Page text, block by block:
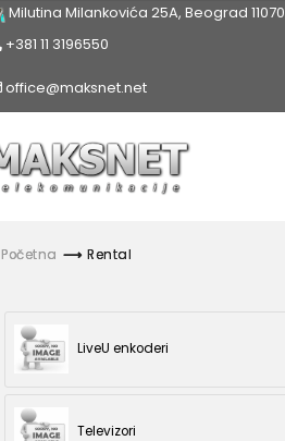
Milutina Milankovića 25A, Beograd 11070
+381 11 3196550
office@maksnet.net
Početna Rental
LiveU enkoderi
Televizori